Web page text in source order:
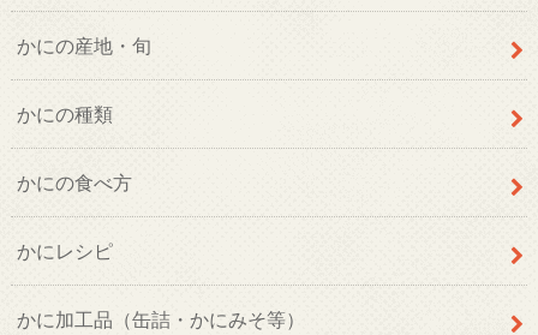
かにの産地・旬
かにの種類
かにの食べ方
かにレシピ
かに加工品（缶詰・かにみそ等）